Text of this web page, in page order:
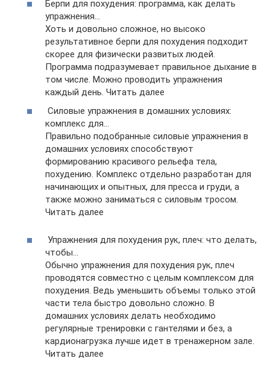
Берпи для похудения: программа, как делать
упражнения…
Хоть и довольно сложное, но высоко
результативное берпи для похудения подходит
скорее для физически развитых людей.
Программа подразумевает правильное дыхание в
том числе. Можно проводить упражнения
каждый день. Читать далее
Силовые упражнения в домашних условиях:
комплекс для…
Правильно подобранные силовые упражнения в
домашних условиях способствуют
формированию красивого рельефа тела,
похудению. Комплекс отдельно разработан для
начинающих и опытных, для пресса и груди, а
также можно заниматься с силовым тросом.
Читать далее
Упражнения для похудения рук, плеч: что делать,
чтобы…
Обычно упражнения для похудения рук, плеч
проводятся совместно с целым комплексом для
похудения. Ведь уменьшить объемы только этой
части тела быстро довольно сложно. В
домашних условиях делать необходимо
регулярные тренировки с гантелями и без, а
кардионагрузка лучше идет в тренажерном зале.
Читать далее